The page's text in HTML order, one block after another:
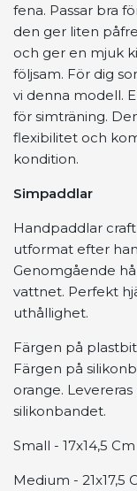
fena. Passar bra
den ger liten
och ger en mjuk
följsam. För dig
vi denna modell.
för simträning.
flexibilitet och
kondition.
Simpaddlar
Handpaddlar
utformat efter
Genomgående
vattnet. Perfekt
uthållighet.
Färgen på
Färgen på
orange.
silikonbandet.
Small - 17x14,5 Cm
Medium - 21x17,5